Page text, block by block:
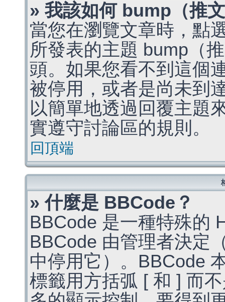
» 我該如何 bump（推
當您在瀏覽文章時，點
所發表的主題 bump（
頭。如果您看不到這個
被停用，或者是尚未到
以簡單地透過回覆主題
實遵守討論區的規則。
回頂端
» 什麼是 BBCode？
BBCode 是一種特殊的
BBCode 由管理者決定
中停用它）。BBCode
標籤用方括弧 [ 和 ] 而